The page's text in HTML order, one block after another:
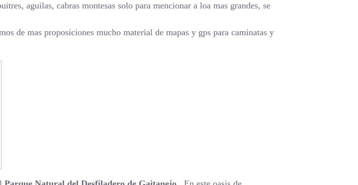
aguilas, cabras montesas solo para mencionar a loa mas grandes, se
de mas proposiciones mucho material de mapas y gps para caminatas y